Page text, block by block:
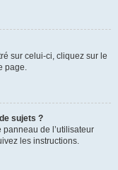
sur celui-ci, cliquez sur le
page.
sujets ?
de l’utilisateur
les instructions.